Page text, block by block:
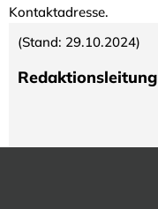
Kontaktadresse.
(Stand: 29.10.2024)
Redaktionsleitung